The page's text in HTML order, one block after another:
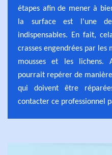
étapes afin de mener à
la surface est l'une
indispensables. En fait,
crasses engendrées par les
mousses et les lichens.
pourrait repérer de
qui doivent être
contacter ce professionnel